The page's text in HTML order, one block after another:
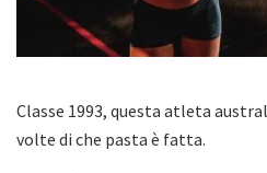
Classe 1993, questa atleta
volte di che pasta è fatta.